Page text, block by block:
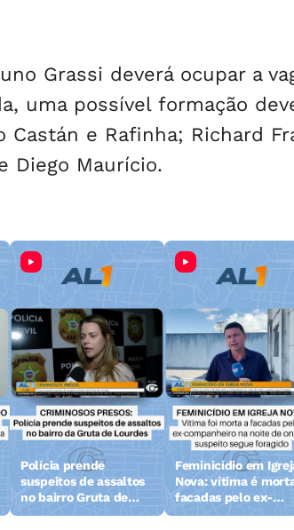
Grassi deverá ocupar a
uma possível formação
Castán e Rafinha; Richard
Diego Maurício.
Polícia prende
suspeitos de assaltos
no bairro Gruta de
Lourdes em Maceió
Feminicídio em
Nova: vítima é
facadas pelo ex-
companheiro